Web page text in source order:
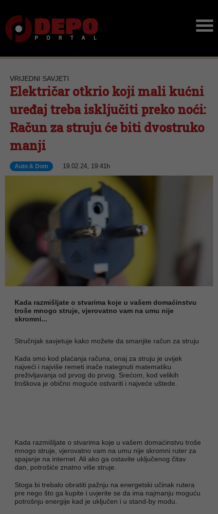
VRIJEDNI SAVJETI
Električar otkrio koji mali kućni
uređaj treba isključiti preko noći:
Račun za struju će biti dvostruko
manji
Auto & Dom 19.02.24, 19:41h
Kada razmišljate o stvarima koje u vašem domaćinstvu
troše mnogo struje, vjerovatno vam na umu nije
skromni...
Stručnjak savjetuje kako možete da smanjite račun za struju
Kada smo kod plaćanja računa, onaj za struju je uvijek
najveći i najviše remeti inače nategnuti matematiku
preživljavanja od prvog do prvog. Srećom, kod velikih
troškova je obično moguće ostvariti i najveće uštede.
Kada razmišljate o stvarima koje u vašem domaćinstvu troše
mnogo struje, vjerovatno vam na umu nije skromni ruter za
spajanje na internet. Ali ako ga ostavite uključenog čitav
dan, potrošiće znatno više struje.
Stoga bi trebalo obratiti pažnju na energetski učinak rutera
pre nego što ga kupite i uvjerite se da ima najmanju moguću
potrošnju energije kad je uključen i u stand-by modu.